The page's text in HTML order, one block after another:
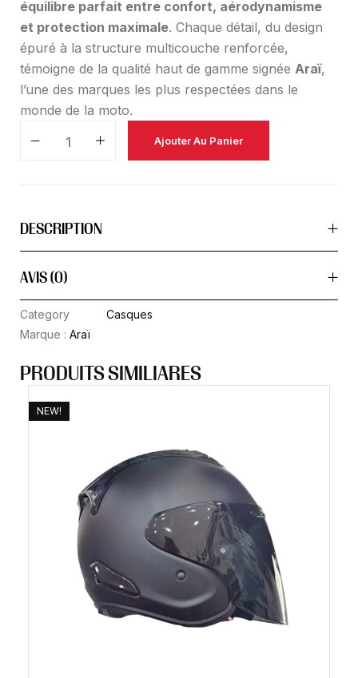
équilibre parfait entre confort, aérodynamisme
et protection maximale. Chaque détail, du design
épuré à la structure multicouche renforcée,
témoigne de la qualité haut de gamme signée Araï,
l’une des marques les plus respectées dans le
monde de la moto.
Ajouter Au Panier
DESCRIPTION
AVIS (0)
Category
Casques
Marque : Araï
PRODUITS SIMILIARES
NEW!